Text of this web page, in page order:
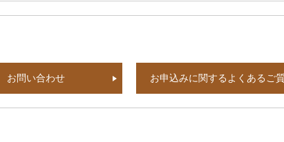
お問い合わせ お申込みに関するよくあるご